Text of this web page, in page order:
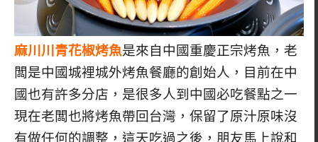
麻川川青花椒烤魚是來自中國重慶正宗烤魚，老
闆是中國城裡城外烤魚餐廳的創始人，目前在中
國也有許多分店，是很多人到中國必吃餐點之一
現在老闆也將烤魚帶回台灣，保留了原汁原味沒
有做任何的調整，這天吃過之後，朋友馬上說和